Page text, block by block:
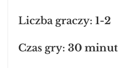
Liczba graczy: 1-2
Czas gry: 30 minut